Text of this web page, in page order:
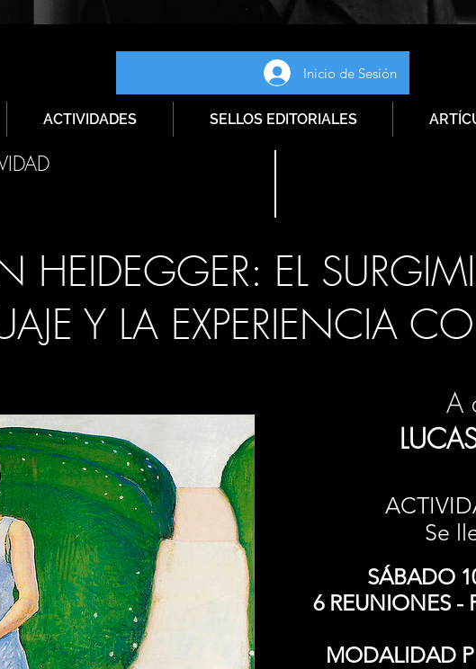
Inicio de Sesión
ACTIVIDADES SELLOS EDITORIALES
HEIDEGGER: EL
Y LA EXPERIENCIA
A
Se
SÁBADO
6 REUNIONES -
MODALIDAD